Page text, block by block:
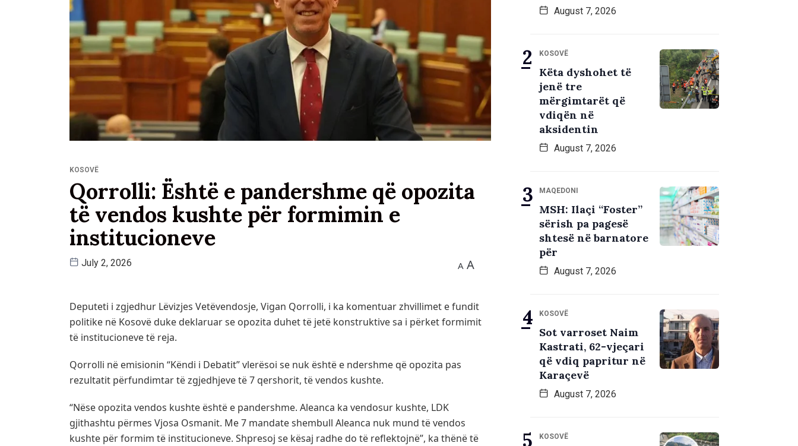
KOSOVË
Qorrolli: Është e pandershme që opozita
të vendos kushte për formimin e
institucioneve
July 2, 2026 A A
Deputeti i zgjedhur Lëvizjes Vetëvendosje, Vigan Qorrolli, i ka komentuar zhvillimet e fundit
politike në Kosovë duke deklaruar se opozita duhet të jetë konstruktive sa i përket formimit
të institucioneve të reja.
Qorrolli në emisionin “Këndi i Debatit” vlerësoi se nuk është e ndershme që opozita pas
rezultatit përfundimtar të zgjedhjeve të 7 qershorit, të vendos kushte.
“Nëse opozita vendos kushte është e pandershme. Aleanca ka vendosur kushte, LDK
gjithashtu përmes Vjosa Osmanit. Me 7 mandate shembull Aleanca nuk mund të vendos
kushte për formim të institucioneve. Shpresoj se kësaj radhe do të reflektojnë”, ka thënë të
August 7, 2026
KOSOVË
Këta dyshohet të
jenë tre
mërgimtarët që
vdiqën në
aksidentin
August 7, 2026
MAQEDONI
MSH: Ilaçi “Foster”
sërish pa pagesë
shtesë në barnatore
për
August 7, 2026
KOSOVË
Sot varroset Naim
Kastrati, 62-vjeçari
që vdiq papritur në
Karaçevë
August 7, 2026
KOSOVË